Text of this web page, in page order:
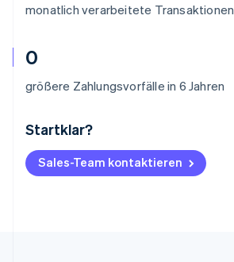
monatlich verarbeitete Transaktionen
0
größere Zahlungsvorfälle in 6 Jahren
Startklar?
Sales-Team kontaktieren
Australien
Belgien
NederlandsFrançaisDeutschEnglish